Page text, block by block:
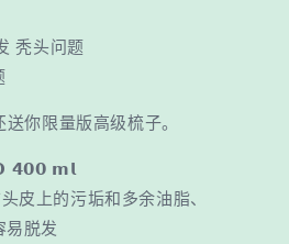
秃头问题
你限量版高级梳子。
𝟰𝟬𝟬 𝗺𝗹
皮上的污垢和多余油脂、
易脱发